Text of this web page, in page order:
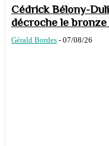
Cédrick Bélony-
décroche le bronze
Gérald Bordes - 07/08/26